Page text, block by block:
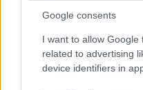
Google consents
I want to allow Google
related to advertising
device identifiers in